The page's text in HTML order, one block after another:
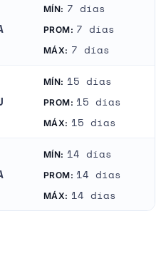
MÍN: 7 días
PROM: 7 días
MÁX: 7 días
MÍN: 15 días
PROM: 15 días
MÁX: 15 días
MÍN: 14 días
PROM: 14 días
MÁX: 14 días